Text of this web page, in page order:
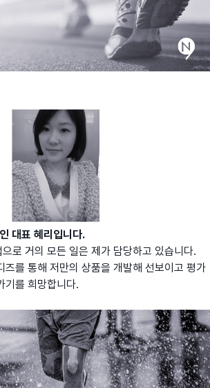
대표 혜리입니다.
로 거의 모든 일은 제가 담당하고 있습니다.
즈를 통해 저만의 상품을 개발해 선보이고 평가
기를 희망합니다.